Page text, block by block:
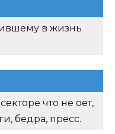
в жизнь
что не оет,
бедра, пресс.